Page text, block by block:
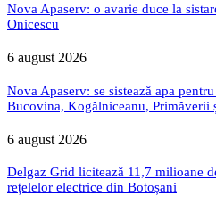
Nova Apaserv: o avarie duce la
Onicescu
6 august 2026
Nova Apaserv: se sistează apa
Bucovina, Kogălniceanu, Primăverii
6 august 2026
Delgaz Grid licitează 11,7 milioane
rețelelor electrice din Botoșani